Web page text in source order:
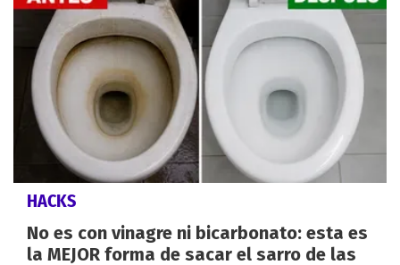
HACKS
No es con vinagre ni bicarbonato: esta es
la MEJOR forma de sacar el sarro de las